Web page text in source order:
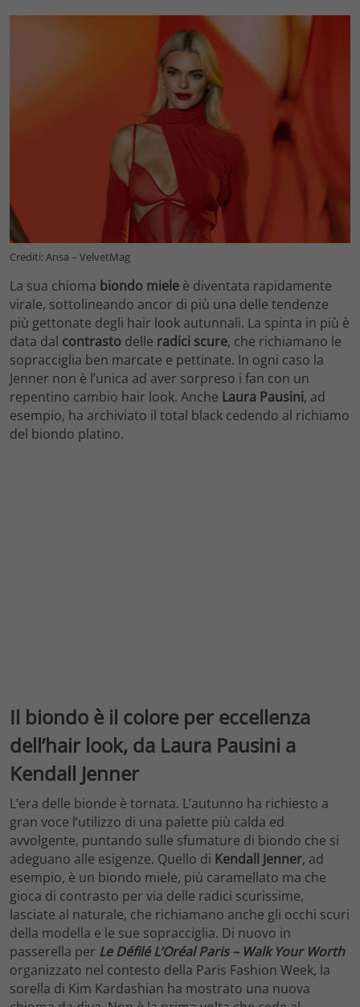
Crediti: Ansa – VelvetMag
La sua chioma biondo miele è diventata rapidamente
virale, sottolineando ancor di più una delle tendenze
più gettonate degli hair look autunnali. La spinta in più è
data dal contrasto delle radici scure, che richiamano le
sopracciglia ben marcate e pettinate. In ogni caso la
Jenner non è l’unica ad aver sorpreso i fan con un
repentino cambio hair look. Anche Laura Pausini, ad
esempio, ha archiviato il total black cedendo al richiamo
del biondo platino.
Il biondo è il colore per eccellenza
dell’hair look, da Laura Pausini a
Kendall Jenner
L’era delle bionde è tornata. L’autunno ha richiesto a
gran voce l’utilizzo di una palette più calda ed
avvolgente, puntando sulle sfumature di biondo che si
adeguano alle esigenze. Quello di Kendall Jenner, ad
esempio, è un biondo miele, più caramellato ma che
gioca di contrasto per via delle radici scurissime,
lasciate al naturale, che richiamano anche gli occhi scuri
della modella e le sue sopracciglia. Di nuovo in
passerella per Le Défilé L’Oréal Paris – Walk Your Worth
organizzato nel contesto della Paris Fashion Week, la
sorella di Kim Kardashian ha mostrato una nuova